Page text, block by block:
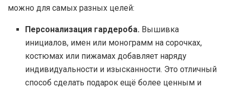
можно для самых разных целей:
Персонализация гардероба. Вышивка
инициалов, имен или монограмм на сорочках,
костюмах или пижамах добавляет наряду
индивидуальности и изысканности. Это отличный
способ сделать подарок ещё более ценным и